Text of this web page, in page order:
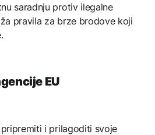
saradnju protiv ilegalne
pravila za brze brodove koji
EU
i prilagoditi svoje